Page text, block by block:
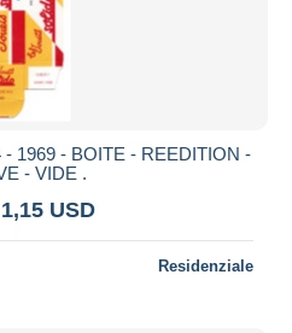
1969 - BOITE - REEDITION -
- VIDE .
USD
Residenziale